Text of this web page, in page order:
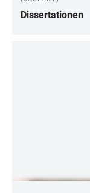
Dissertationen